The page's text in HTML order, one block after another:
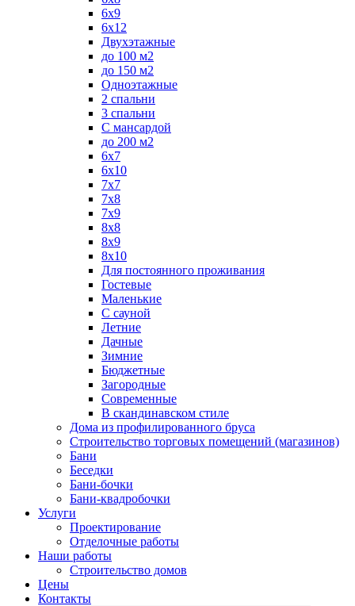
6х9
6х12
Двухэтажные
до 100 м2
до 150 м2
Одноэтажные
2 спальни
3 спальни
С мансардой
до 200 м2
6х7
6х10
7х7
7х8
7х9
8х8
8х9
8х10
Для постоянного проживания
Гостевые
Маленькие
С сауной
Летние
Дачные
Зимние
Бюджетные
Загородные
Современные
В скандинавском стиле
Дома из профилированного бруса
Строительство торговых помещений (магазинов)
Бани
Беседки
Бани-бочки
Бани-квадробочки
Услуги
Проектирование
Отделочные работы
Наши работы
Строительство домов
Цены
Контакты